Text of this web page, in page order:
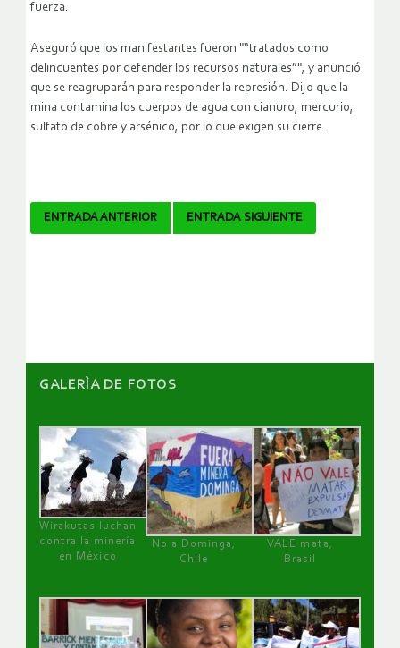
fuerza.
Aseguró que los manifestantes fueron "“tratados como
delincuentes por defender los recursos naturales”", y anunció
que se reagruparán para responder la represión. Dijo que la
mina contamina los cuerpos de agua con cianuro, mercurio,
sulfato de cobre y arsénico, por lo que exigen su cierre.
Navegador
ENTRADA ANTERIOR ENTRADA SIGUIENTE
GALERÌA DE FOTOS
Wirakutas luchan
contra la minería
en México
No a Dominga,
Chile
VALE mata,
Brasil